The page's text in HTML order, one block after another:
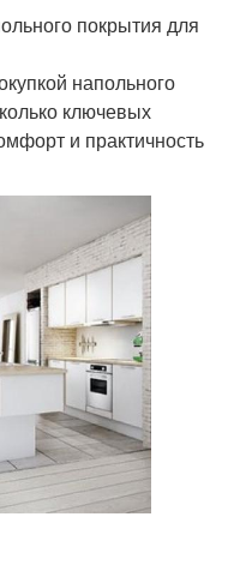
покрытия для
напольного
ключевых
и практичность